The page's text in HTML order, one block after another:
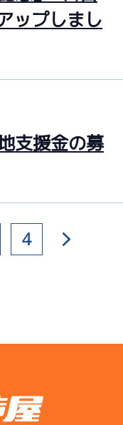
ップしまし
支援金の募
4